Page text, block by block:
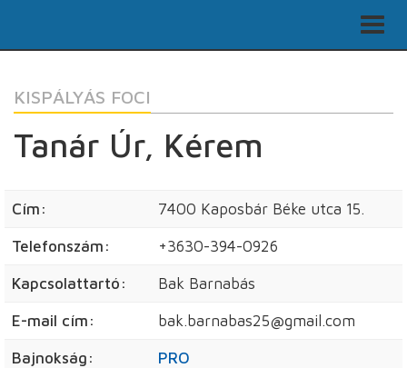
KISPÁLYÁS FOCI
Tanár Úr, Kérem
Cím: 7400 Kaposbár Béke utca 15.
Telefonszám: +3630-394-0926
Kapcsolattartó: Bak Barnabás
E-mail cím: bak.barnabas25@gmail.com
Bajnokság: PRO